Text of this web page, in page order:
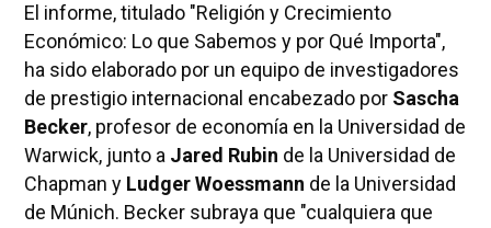
El informe, titulado "Religión y Crecimiento
Económico: Lo que Sabemos y por Qué Importa",
ha sido elaborado por un equipo de investigadores
de prestigio internacional encabezado por Sascha
Becker, profesor de economía en la Universidad de
Warwick, junto a Jared Rubin de la Universidad de
Chapman y Ludger Woessmann de la Universidad
de Múnich. Becker subraya que "cualquiera que